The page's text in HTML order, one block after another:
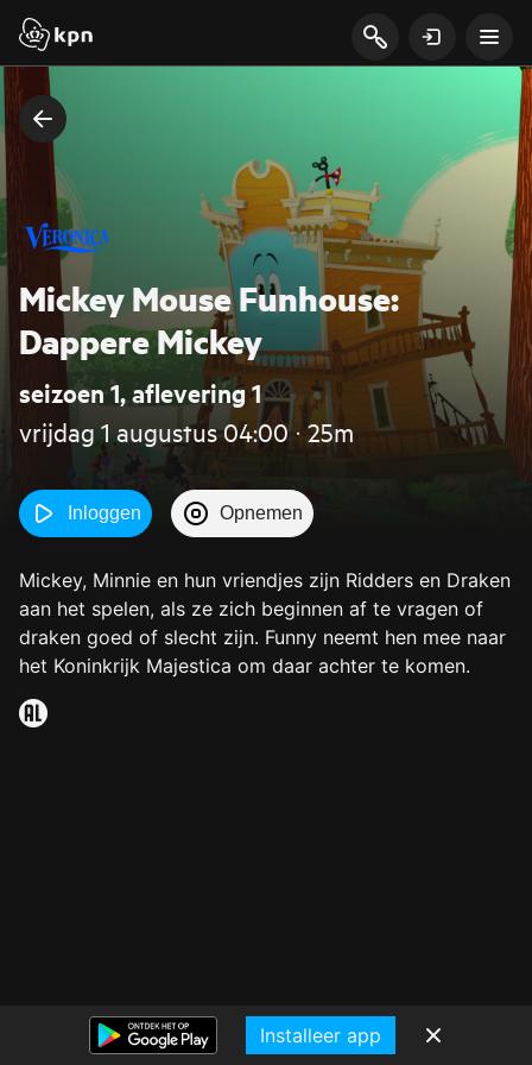
Mickey Mouse Funhouse:
Dappere Mickey
seizoen 1, aflevering 1
vrijdag 1 augustus 04:00 ‧ 25m
Inloggen Opnemen
Mickey, Minnie en hun vriendjes zijn Ridders en Draken
aan het spelen, als ze zich beginnen af te vragen of
draken goed of slecht zijn. Funny neemt hen mee naar
het Koninkrijk Majestica om daar achter te komen.
Installeer app